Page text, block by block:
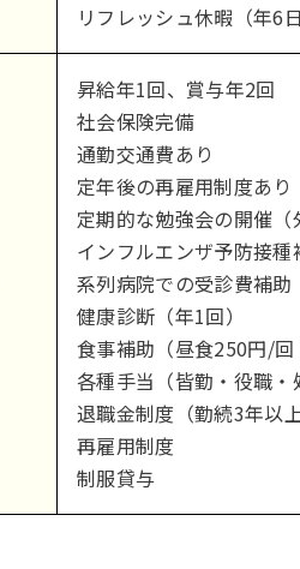
リフレッシュ休暇（年6日
昇給年1回、賞与年2回
社会保険完備
通勤交通費あり
定年後の再雇用制度あり
定期的な勉強会の開催（
インフルエンザ予防接種
系列病院での受診費補助
健康診断（年1回）
食事補助（昼食250円/回
各種手当（皆勤・役職・
退職金制度（勤続3年以
再雇用制度
制服貸与